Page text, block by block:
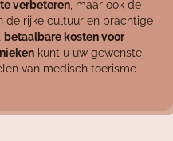
verbeteren, maar ook de
de rijke cultuur en prachtige
betaalbare kosten voor
kunt u uw gewenste
van medisch toerisme